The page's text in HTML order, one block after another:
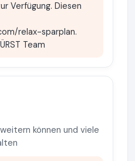
Verfügung. Diesen
relax-sparplan.
Team
können und viele